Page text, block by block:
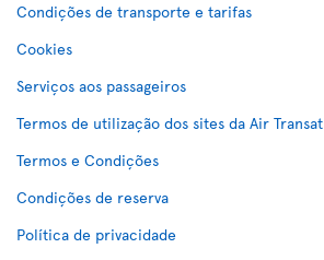
Condições de transporte e tarifas
Cookies
Serviços aos passageiros
Termos de utilização dos sites da Air Transat
Termos e Condições
Condições de reserva
Política de privacidade